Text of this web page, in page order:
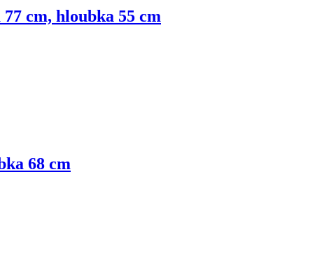
cm, hloubka 55 cm
68 cm